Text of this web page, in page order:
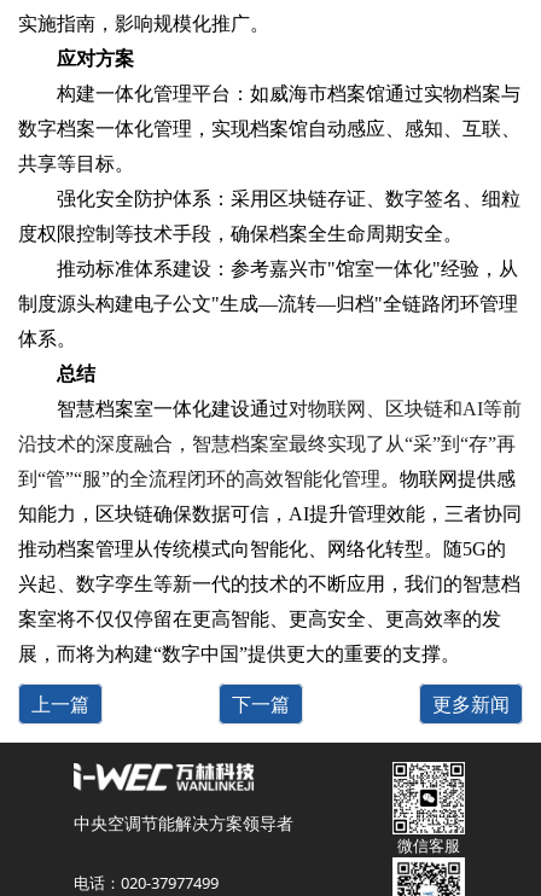
实施指南，影响规模化推广。
应对方案
构建一体化管理平台‌：如威海市档案馆通过实物档案与
数字档案一体化管理，实现档案馆自动感应、感知、互联、
共享等目标。
强化安全防护体系‌：采用区块链存证、数字签名、细粒
度权限控制等技术手段，确保档案全生命周期安全。
推动标准体系建设‌：参考嘉兴市"馆室一体化"经验，从
制度源头构建电子公文"生成—流转—归档"全链路闭环管理
体系。
总结
智慧档案室一体化建设通过对物联网、区块链和AI等前
沿技术的深度融合，智慧档案室最终实现了从“采”到“存”再
到“管”“服”的全流程闭环的高效智能化管理。物联网提供感
知能力，区块链确保数据可信，AI提升管理效能，三者协同
推动档案管理从传统模式向智能化、网络化转型。随5G的
兴起、数字孪生等新一代的技术的不断应用，我们的智慧档
案室将不仅仅停留在更高智能、更高安全、更高效率的发
展，而将为构建“数字中国”提供更大的重要的支撑。
上一篇 下一篇 更多新闻
中央空调节能解决方案领导者
电话：020-37977499
微信客服